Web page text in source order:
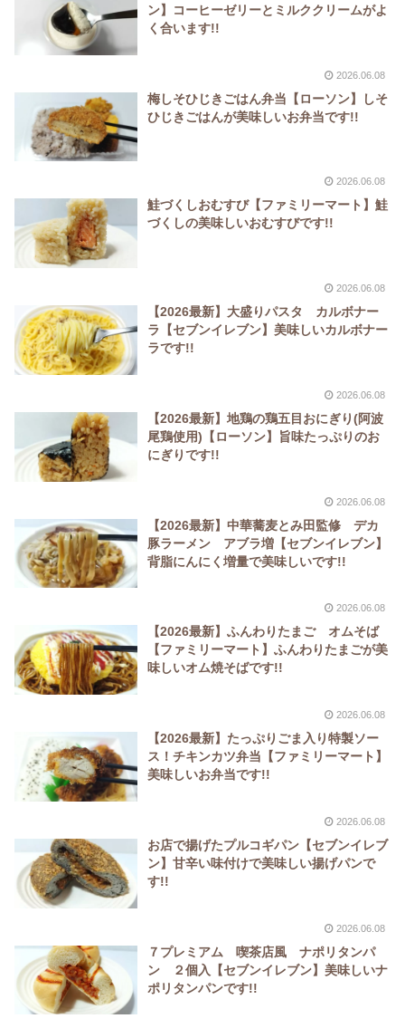
ン】コーヒーゼリーとミルククリームがよ
く合います!!
2026.06.08
梅しそひじきごはん弁当【ローソン】しそ
ひじきごはんが美味しいお弁当です!!
2026.06.08
鮭づくしおむすび【ファミリーマート】鮭
づくしの美味しいおむすびです!!
2026.06.08
【2026最新】大盛りパスタ カルボナー
ラ【セブンイレブン】美味しいカルボナー
ラです!!
2026.06.08
【2026最新】地鶏の鶏五目おにぎり(阿波
尾鶏使用)【ローソン】旨味たっぷりのお
にぎりです!!
2026.06.08
【2026最新】中華蕎麦とみ田監修 デカ
豚ラーメン アブラ増【セブンイレブン】
背脂にんにく増量で美味しいです!!
2026.06.08
【2026最新】ふんわりたまご オムそば
【ファミリーマート】ふんわりたまごが美
味しいオム焼そばです!!
2026.06.08
【2026最新】たっぷりごま入り特製ソー
ス！チキンカツ弁当【ファミリーマート】
美味しいお弁当です!!
2026.06.08
お店で揚げたプルコギパン【セブンイレブ
ン】甘辛い味付けで美味しい揚げパンで
す!!
2026.06.08
７プレミアム 喫茶店風 ナポリタンパ
ン ２個入【セブンイレブン】美味しいナ
ポリタンパンです!!